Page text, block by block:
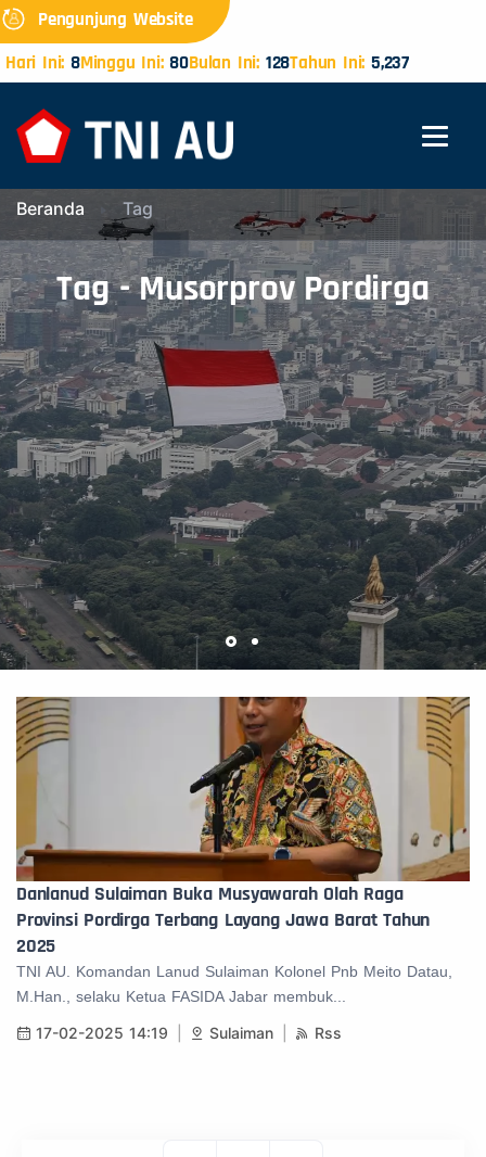
Pengunjung Website
Hari Ini: 8Minggu Ini:80Bulan Ini: 128Tahun Ini: 5,237
Beranda Tag
Tag - Musorprov Pordirga
Danlanud Sulaiman Buka Musyawarah Olah Raga
Provinsi Pordirga Terbang Layang Jawa Barat Tahun
2025
TNI AU. Komandan Lanud Sulaiman Kolonel Pnb Meito Datau,
M.Han., selaku Ketua FASIDA Jabar membuk...
17-02-2025 14:19 Sulaiman Rss